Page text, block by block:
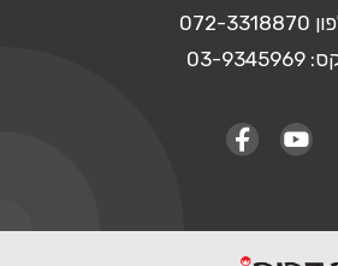
9345969